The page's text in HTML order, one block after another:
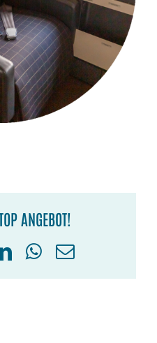
ANGEBOT!
LinkedIn
WhatsApp
E-